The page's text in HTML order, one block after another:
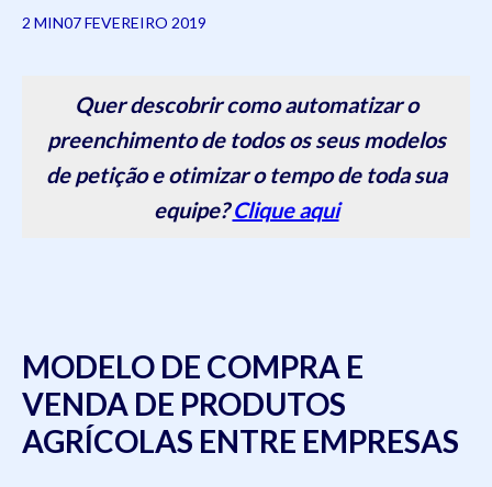
2 MIN07 FEVEREIRO 2019
Quer descobrir como automatizar o
preenchimento de todos os seus modelos
de petição e otimizar o tempo de toda sua
equipe?Clique aqui
MODELO DE COMPRA E
VENDA DE PRODUTOS
AGRÍCOLAS ENTRE EMPRESAS